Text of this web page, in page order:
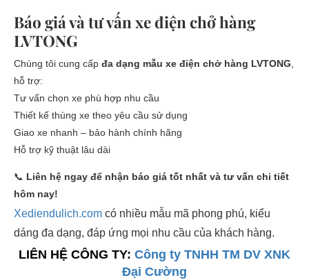
Báo giá và tư vấn xe điện chở hàng
LVTONG
Chúng tôi cung cấp đa dạng mẫu xe điện chở hàng LVTONG,
hỗ trợ:
Tư vấn chọn xe phù hợp nhu cầu
Thiết kế thùng xe theo yêu cầu sử dụng
Giao xe nhanh – bảo hành chính hãng
Hỗ trợ kỹ thuật lâu dài
📞 Liên hệ ngay để nhận báo giá tốt nhất và tư vấn chi tiết
hôm nay!
Xediendulich.com có nhiều mẫu mã phong phú, kiểu
dáng đa dạng, đáp ứng mọi nhu cầu của khách hàng.
LIÊN HỆ CÔNG TY: Công ty TNHH TM DV XNK
Đại Cường